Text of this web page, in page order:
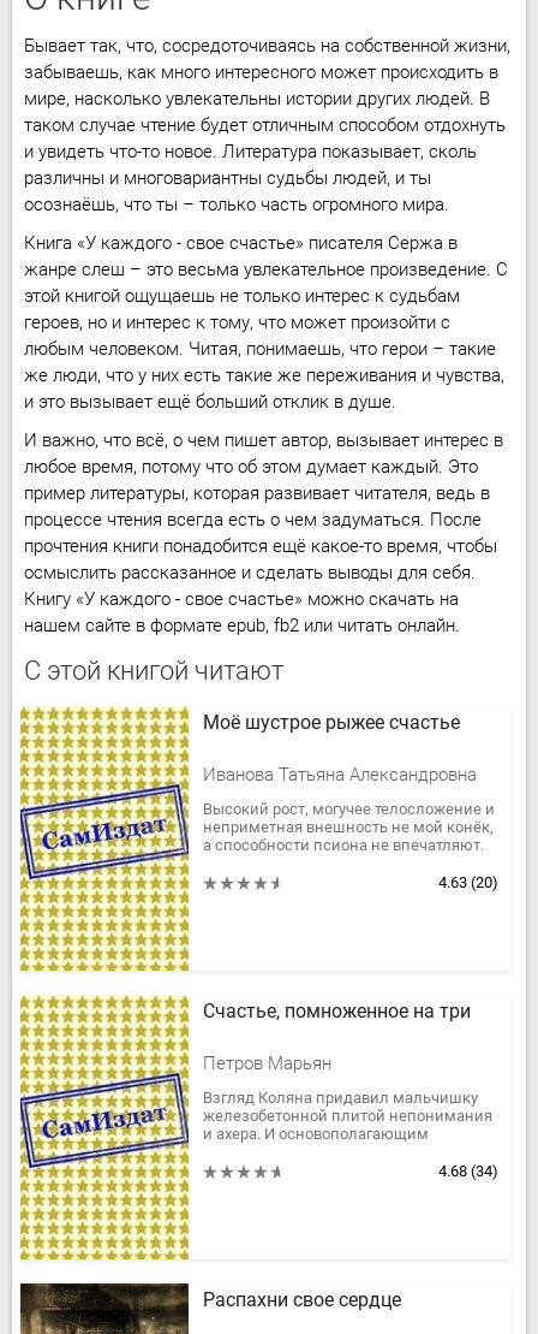
Бывает так, что, сосредоточиваясь на собственной жизни,
забываешь, как много интересного может происходить в
мире, насколько увлекательны истории других людей. В
таком случае чтение будет отличным способом отдохнуть
и увидеть что-то новое. Литература показывает, сколь
различны и многовариантны судьбы людей, и ты
осознаёшь, что ты – только часть огромного мира.
Книга «У каждого - свое счастье» писателя Сержа в
жанре слеш – это весьма увлекательное произведение. С
этой книгой ощущаешь не только интерес к судьбам
героев, но и интерес к тому, что может произойти с
любым человеком. Читая, понимаешь, что герои – такие
же люди, что у них есть такие же переживания и чувства,
и это вызывает ещё больший отклик в душе.
И важно, что всё, о чем пишет автор, вызывает интерес в
любое время, потому что об этом думает каждый. Это
пример литературы, которая развивает читателя, ведь в
процессе чтения всегда есть о чем задуматься. После
прочтения книги понадобится ещё какое-то время, чтобы
осмыслить рассказанное и сделать выводы для себя.
Книгу «У каждого - свое счастье» можно скачать на
нашем сайте в формате epub, fb2 или читать онлайн.
С этой книгой читают
Моё шустрое рыжее счастье
Иванова Татьяна Александровна
Высокий рост, могучее телосложение и
неприметная внешность не мой конёк,
а способности псиона не впечатляют.
телохранителей это...
4.63 (20)
Счастье, помноженное на три
Петров Марьян
Взгляд Коляна придавил мальчишку
железобетонной плитой непонимания
и ахера. И основополагающим
загадочное слово «дети». Отсутствием...
4.68 (34)
Распахни свое сердце